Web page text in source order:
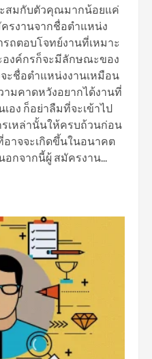
ะสมกับตัวคุณมากน้อยแค่
รงานจากชื่อตำแหน่ง
ถตอบโจทย์งานที่เหมาะ
องค์กรก็จะมีลักษณะของ
ะชื่อตำแหน่งงานเหมือน
มคาดหวังอยากได้งานที่
อง ก็อย่าลืมที่จะเข้าไป
เหล่านั้นให้ครบถ้วนก่อน
าจจะเกิดขึ้นในอนาคต
กจากนี้ผู้ สมัครงาน...